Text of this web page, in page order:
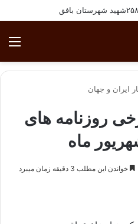
ایران و جهان
روزنامه های
خواندن این مطلب 3 دقیقه زمان میبرد